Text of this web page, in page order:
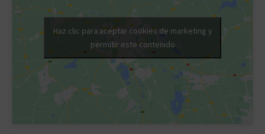
Haz clic para aceptar cookies de marketing y
permitir este contenido